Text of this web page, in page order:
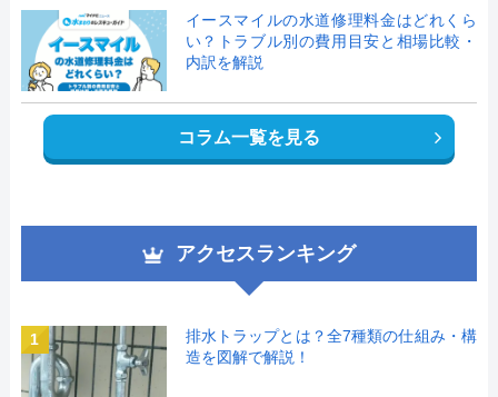
イースマイルの水道修理料金はどれくら
い？トラブル別の費用目安と相場比較・
内訳を解説
コラム一覧を見る
アクセスランキング
1
排水トラップとは？全7種類の仕組み・構
造を図解で解説！